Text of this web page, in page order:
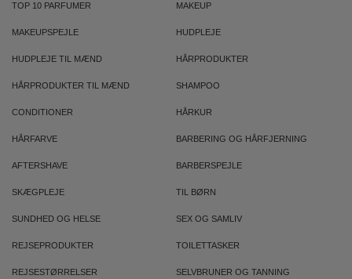
TOP 10 PARFUMER MAKEUP
MAKEUPSPEJLE HUDPLEJE
HUDPLEJE TIL MÆND HÅRPRODUKTER
HÅRPRODUKTER TIL MÆND SHAMPOO
CONDITIONER HÅRKUR
HÅRFARVE BARBERING OG HÅRFJERNING
AFTERSHAVE BARBERSPEJLE
SKÆGPLEJE TIL BØRN
SUNDHED OG HELSE SEX OG SAMLIV
REJSEPRODUKTER TOILETTASKER
REJSESTØRRELSER SELVBRUNER OG TANNING